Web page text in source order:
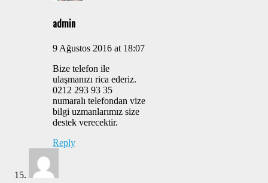
admin
9 Ağustos 2016 at 18:07
Bize telefon ile
ulaşmanızı rica ederiz.
0212 293 93 35
numaralı telefondan vize
bilgi uzmanlarımız size
destek verecektir.
Reply